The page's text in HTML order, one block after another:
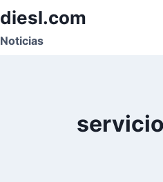
diesl.com
Noticias